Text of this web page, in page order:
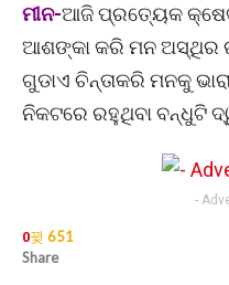
ମୀନ-ଆଜି ପ୍ରତ୍ୟେକ
ଆଶଙ୍କା କରି ମନ ଅସ୍ଥିର
ଗୁଡାଏ ଚିନ୍ତାକରି ମନକୁ
ନିକଟରେ ରହୁଥିବା ବନ୍ଧୁଟି
-
0
651
Share